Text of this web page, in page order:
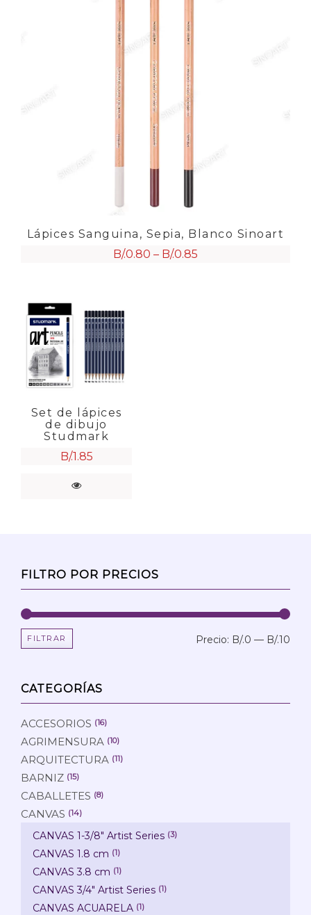
Lápices Sanguina, Sepia, Blanco Sinoart
B/.0.80 – B/.0.85
Set de lápices
de dibujo
Studmark
B/.1.85
FILTRO POR PRECIOS
FILTRAR Precio: B/.0 — B/.10
CATEGORÍAS
ACCESORIOS (16)
AGRIMENSURA (10)
ARQUITECTURA (11)
BARNIZ (15)
CABALLETES (8)
CANVAS (14)
CANVAS 1-3/8" Artist Series (3)
CANVAS 1.8 cm (1)
CANVAS 3.8 cm (1)
CANVAS 3/4" Artist Series (1)
CANVAS ACUARELA (1)